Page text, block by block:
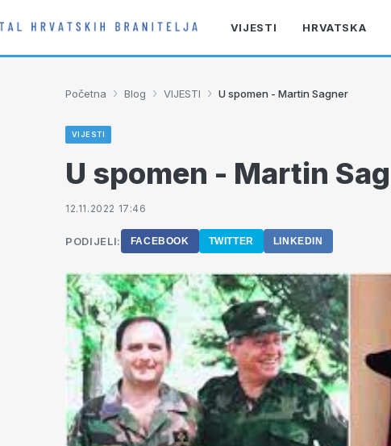
VIJESTI HRVATSKA
Početna › Blog › VIJESTI › U spomen - Martin Sagner
VIJESTI
U spomen - Martin
12.11.2022 17:46
PODIJELI: FACEBOOK TWITTER LINKEDIN